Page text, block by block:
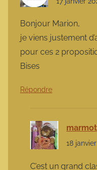
Bonjour Marion,
je viens justement
pour ces 2
Bises
Répondre
18
C’est un grand